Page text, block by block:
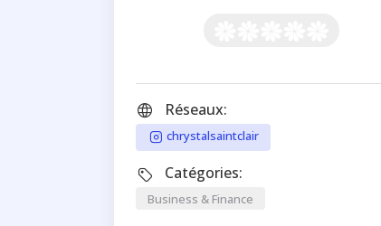
Réseaux:
chrystalsaintclair
Catégories:
Business & Finance